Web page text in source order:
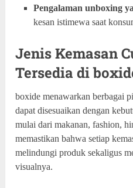
Pengalaman unboxing
kesan istimewa saat
Jenis Kemasan
Tersedia di
boxide menawarkan berbagai
dapat disesuaikan dengan
mulai dari makanan, fashion,
memastikan bahwa setiap
melindungi produk sekaligus
visualnya.